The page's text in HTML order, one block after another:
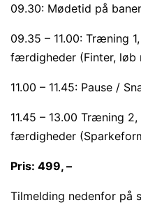
09.30: Mødetid på
09.35 – 11.00: Træning
færdigheder (Finter, løb
11.00 – 11.45: Pause /
11.45 – 13.00 Træning
færdigheder
Pris: 499, –
Tilmelding nedenfor på